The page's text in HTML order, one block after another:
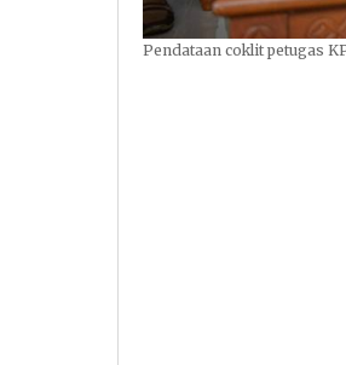
Pendataan coklit petugas